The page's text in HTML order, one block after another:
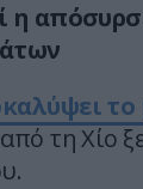
η
τη Χίο